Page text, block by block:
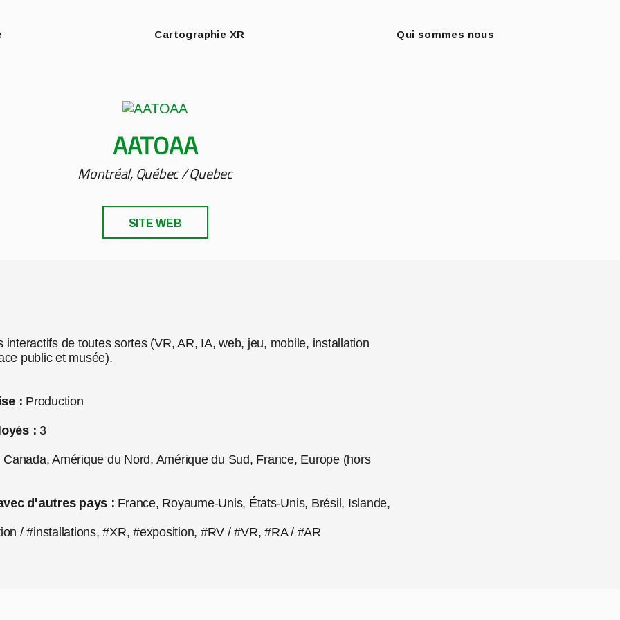
Cartographie XR Qui sommes nous
AATOAA
Montréal, Québec / Quebec
SITE WEB
interactifs de toutes sortes (VR, AR, IA, web, jeu, mobile, installation
public et musée).
: Production
: 3
Canada, Amérique du Nord, Amérique du Sud, France, Europe (hors
d'autres pays : France, Royaume-Unis, États-Unis, Brésil, Islande,
/ #installations, #XR, #exposition, #RV / #VR, #RA / #AR